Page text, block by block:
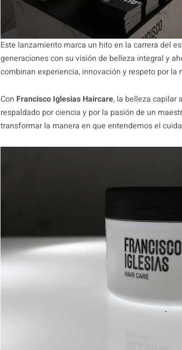
Este lanzamiento marca un hito en la carrera del
generaciones con su visión de belleza integral y
combinan experiencia, innovación y respeto por la
Con Francisco Iglesias Haircare, la belleza capilar
respaldado por ciencia y por la pasión de un
transformar la manera en que entendemos el